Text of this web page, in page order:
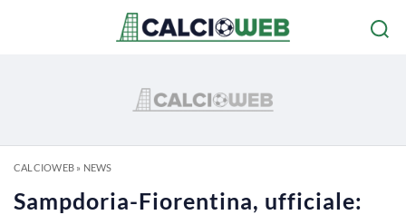
CALCIOWEB» NEWS
Sampdoria-Fiorentina, ufficiale: